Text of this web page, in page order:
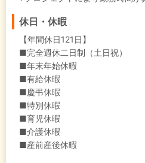
休日・休暇
【年間休日121日】
■完全週休二日制（土日祝）
■年末年始休暇
■有給休暇
■慶弔休暇
■特別休暇
■育児休暇
■介護休暇
■産前産後休暇